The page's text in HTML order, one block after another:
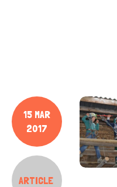
15 MAR
2017
ARTICLE